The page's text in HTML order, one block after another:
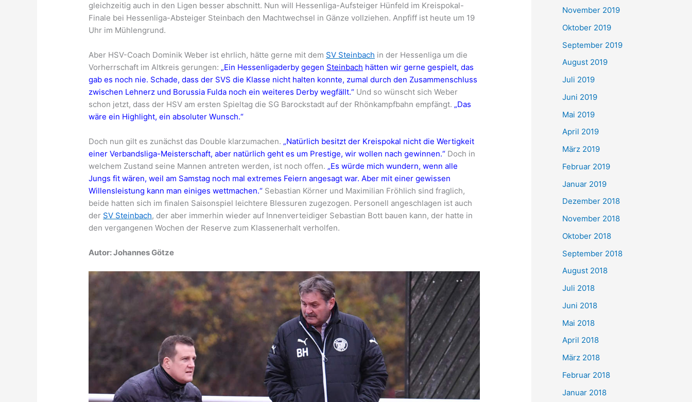
gleichzeitig auch in den Ligen besser abschnitt. Nun will Hessenliga-Aufsteiger Hünfeld im Kreispokal-
Finale bei Hessenliga-Absteiger Steinbach den Machtwechsel in Gänze vollziehen. Anpfiff ist heute um 19
Uhr im Mühlengrund.
Aber HSV-Coach Dominik Weber ist ehrlich, hätte gerne mit dem SV Steinbach in der Hessenliga um die
Vorherrschaft im Altkreis gerungen: „Ein Hessenligaderby gegen Steinbach hätten wir gerne gespielt, das
gab es noch nie. Schade, dass der SVS die Klasse nicht halten konnte, zumal durch den Zusammenschluss
zwischen Lehnerz und Borussia Fulda noch ein weiteres Derby wegfällt.“ Und so wünscht sich Weber
schon jetzt, dass der HSV am ersten Spieltag die SG Barockstadt auf der Rhönkampfbahn empfängt. „Das
wäre ein Highlight, ein absoluter Wunsch.“
Doch nun gilt es zunächst das Double klarzumachen. „Natürlich besitzt der Kreispokal nicht die Wertigkeit
einer Verbandsliga-Meisterschaft, aber natürlich geht es um Prestige, wir wollen nach gewinnen.“ Doch in
welchem Zustand seine Mannen antreten werden, ist noch offen. „Es würde mich wundern, wenn alle
Jungs fit wären, weil am Samstag noch mal extremes Feiern angesagt war. Aber mit einer gewissen
Willensleistung kann man einiges wettmachen.“ Sebastian Körner und Maximilian Fröhlich sind fraglich,
beide hatten sich im finalen Saisonspiel leichtere Blessuren zugezogen. Personell angeschlagen ist auch
der SV Steinbach, der aber immerhin wieder auf Innenverteidiger Sebastian Bott bauen kann, der hatte in
den vergangenen Wochen der Reserve zum Klassenerhalt verholfen.
Autor: Johannes Götze
November 2019
Oktober 2019
September 2019
August 2019
Juli 2019
Juni 2019
Mai 2019
April 2019
März 2019
Februar 2019
Januar 2019
Dezember 2018
November 2018
Oktober 2018
September 2018
August 2018
Juli 2018
Juni 2018
Mai 2018
April 2018
März 2018
Februar 2018
Januar 2018